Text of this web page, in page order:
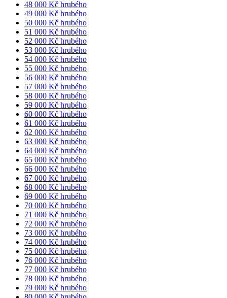
48 000 Kč hrubého
49 000 Kč hrubého
50 000 Kč hrubého
51 000 Kč hrubého
52 000 Kč hrubého
53 000 Kč hrubého
54 000 Kč hrubého
55 000 Kč hrubého
56 000 Kč hrubého
57 000 Kč hrubého
58 000 Kč hrubého
59 000 Kč hrubého
60 000 Kč hrubého
61 000 Kč hrubého
62 000 Kč hrubého
63 000 Kč hrubého
64 000 Kč hrubého
65 000 Kč hrubého
66 000 Kč hrubého
67 000 Kč hrubého
68 000 Kč hrubého
69 000 Kč hrubého
70 000 Kč hrubého
71 000 Kč hrubého
72 000 Kč hrubého
73 000 Kč hrubého
74 000 Kč hrubého
75 000 Kč hrubého
76 000 Kč hrubého
77 000 Kč hrubého
78 000 Kč hrubého
79 000 Kč hrubého